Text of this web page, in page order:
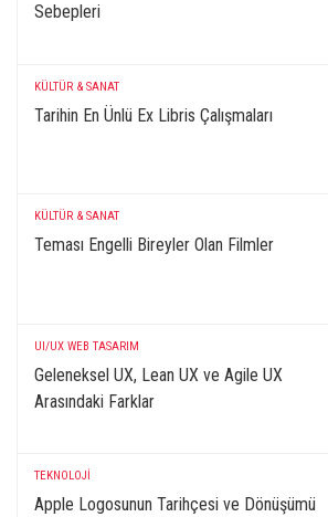
Sebepleri
KÜLTÜR & SANAT
Tarihin En Ünlü Ex Libris Çalışmaları
KÜLTÜR & SANAT
Teması Engelli Bireyler Olan Filmler
UI/UX WEB TASARIM
Geleneksel UX, Lean UX ve Agile UX
Arasındaki Farklar
TEKNOLOJİ
Apple Logosunun Tarihçesi ve Dönüşümü